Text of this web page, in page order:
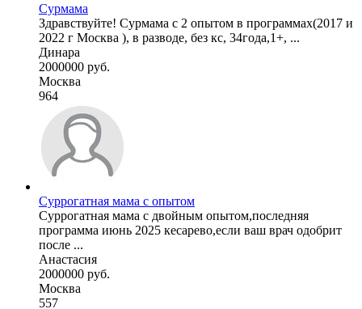
Сурмама
Здравствуйте! Сурмама с 2 опытом в программах(2017 и
2022 г Москва ), в разводе, без кс, 34года,1+, ...
Динара
2000000 руб.
Москва
964
Суррогатная мама с опытом
Суррогатная мама с двойным опытом,последняя
программа июнь 2025 кесарево,если ваш врач одобрит
после ...
Анастасия
2000000 руб.
Москва
557